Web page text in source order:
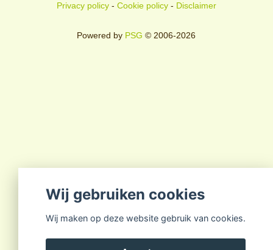
Privacy policy- Cookie policy- Disclaimer
Powered by PSG © 2006-2026
Wij gebruiken cookies
Wij maken op deze website gebruik van cookies.